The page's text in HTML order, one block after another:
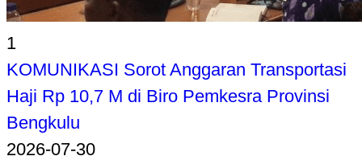
1
KOMUNIKASI Sorot Anggaran Transportasi
Haji Rp 10,7 M di Biro Pemkesra Provinsi
Bengkulu
2026-07-30